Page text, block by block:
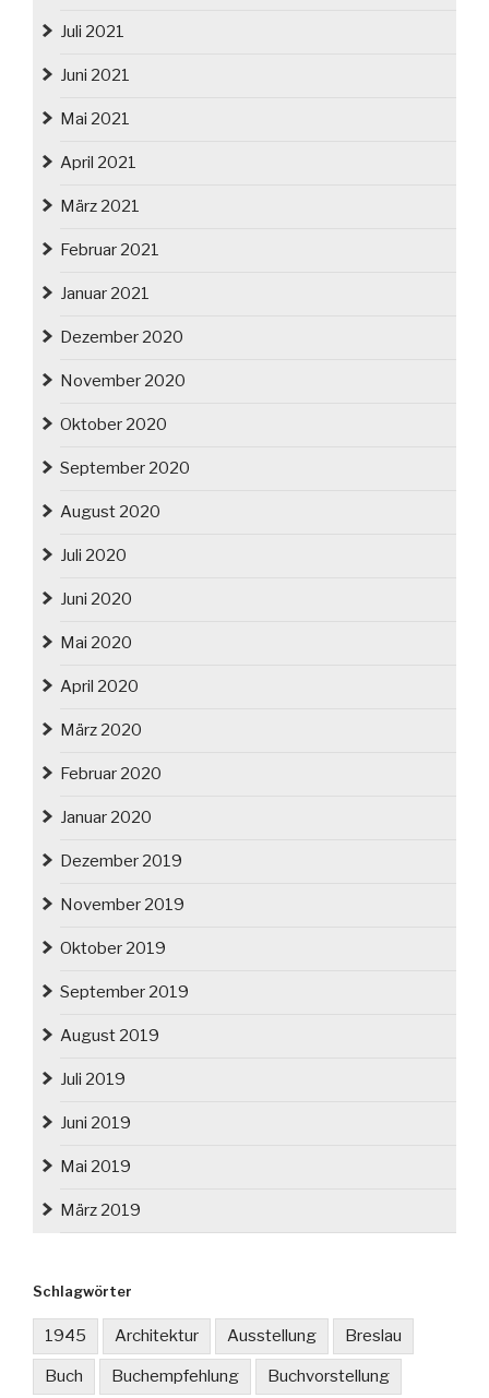
Juli 2021
Juni 2021
Mai 2021
April 2021
März 2021
Februar 2021
Januar 2021
Dezember 2020
November 2020
Oktober 2020
September 2020
August 2020
Juli 2020
Juni 2020
Mai 2020
April 2020
März 2020
Februar 2020
Januar 2020
Dezember 2019
November 2019
Oktober 2019
September 2019
August 2019
Juli 2019
Juni 2019
Mai 2019
März 2019
Schlagwörter
1945 Architektur Ausstellung Breslau
Buch Buchempfehlung Buchvorstellung